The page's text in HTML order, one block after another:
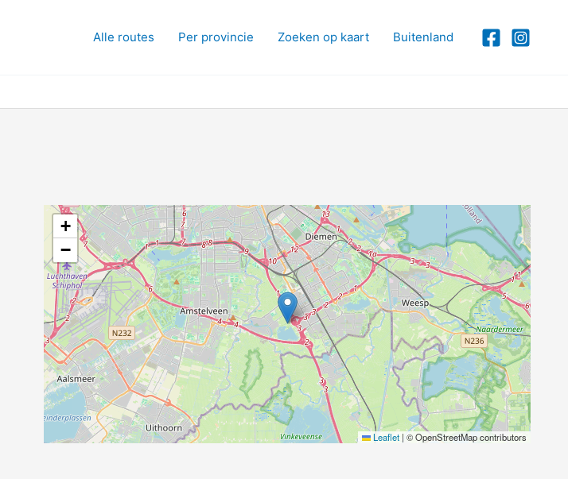
Alle routes Per provincie Zoeken op kaart Buitenland
+
−
Leaflet | © OpenStreetMap contributors